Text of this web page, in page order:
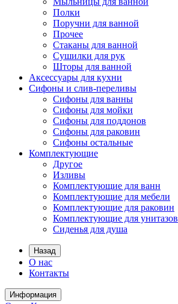
Полки
Поручни для ванной
Прочее
Стаканы для ванной
Сушилки для рук
Шторы для ванной
Аксессуары для кухни
Сифоны и слив-переливы
Сифоны для ванны
Сифоны для мойки
Сифоны для поддонов
Сифоны для раковин
Сифоны остальные
Комплектующие
Другое
Изливы
Комплектующие для ванн
Комплектующие для мебели
Комплектующие для раковин
Комплектующие для унитазов
Сиденья для душа
Назад
О нас
Контакты
Информация